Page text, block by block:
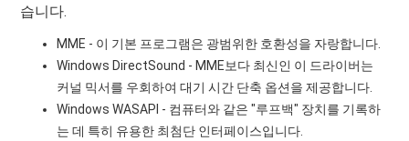
습니다.
MME - 이 기본 프로그램은 광범위한 호환성을 자랑합니다.
Windows DirectSound - MME보다 최신인 이 드라이버는
커널 믹서를 우회하여 대기 시간 단축 옵션을 제공합니다.
Windows WASAPI - 컴퓨터와 같은 "루프백" 장치를 기록하
는 데 특히 유용한 최첨단 인터페이스입니다.